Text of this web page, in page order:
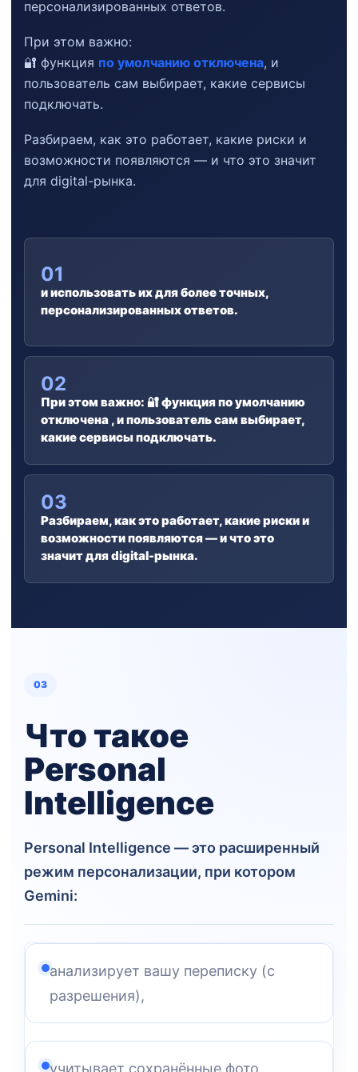
персонализированных ответов.
При этом важно:
🔐 функция по умолчанию отключена, и
пользователь сам выбирает, какие сервисы
подключать.
Разбираем, как это работает, какие риски и
возможности появляются — и что это значит
для digital-рынка.
01
и использовать их для более точных,
персонализированных ответов.
02
При этом важно: 🔐 функция по умолчанию
отключена , и пользователь сам выбирает,
какие сервисы подключать.
03
Разбираем, как это работает, какие риски и
возможности появляются — и что это
значит для digital-рынка.
03
Что такое
Personal
Intelligence
Personal Intelligence — это расширенный
режим персонализации, при котором
Gemini:
анализирует вашу переписку (с
разрешения),
учитывает сохранённые фото,